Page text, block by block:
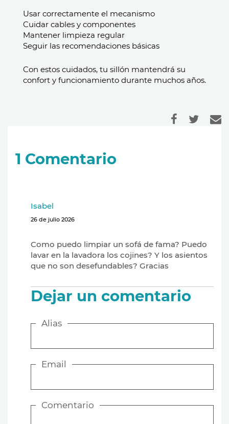
Usar correctamente el mecanismo
Cuidar cables y componentes
Mantener limpieza regular
Seguir las recomendaciones básicas
Con estos cuidados, tu sillón mantendrá su
confort y funcionamiento durante muchos años.
1 Comentario
Isabel
26 de julio 2026
Como puedo limpiar un sofá de fama? Puedo
lavar en la lavadora los cojines? Y los asientos
que no son desefundables? Gracias
Dejar un comentario
Alias
Email
Comentario